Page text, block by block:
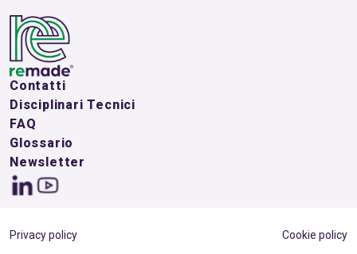
Contatti
Disciplinari Tecnici
FAQ
Glossario
Newsletter
Privacy policy Cookie policy